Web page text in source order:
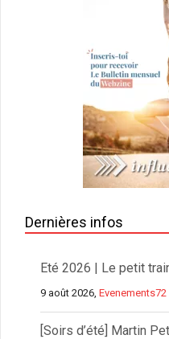
Dernières infos
Eté 2026 | Le petit
9 août 2026,Evenements72
[Soirs d’été] Martin